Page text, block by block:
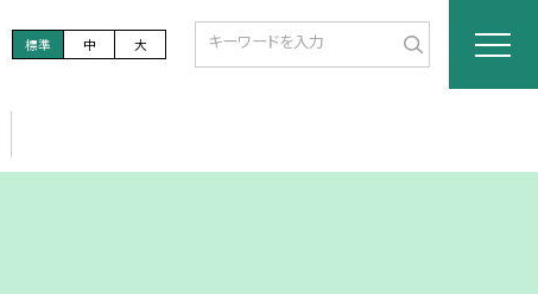
標準 中 大